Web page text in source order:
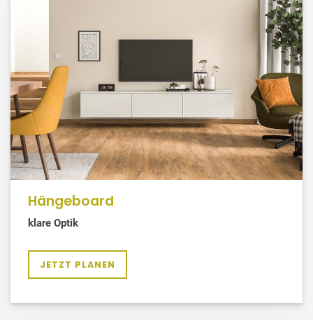
Hängeboard
klare Optik
JETZT PLANEN